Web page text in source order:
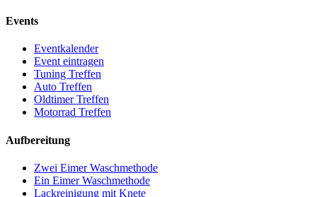
Events
Eventkalender
Event eintragen
Tuning Treffen
Auto Treffen
Oldtimer Treffen
Motorrad Treffen
Aufbereitung
Zwei Eimer Waschmethode
Ein Eimer Waschmethode
Lackreinigung mit Knete